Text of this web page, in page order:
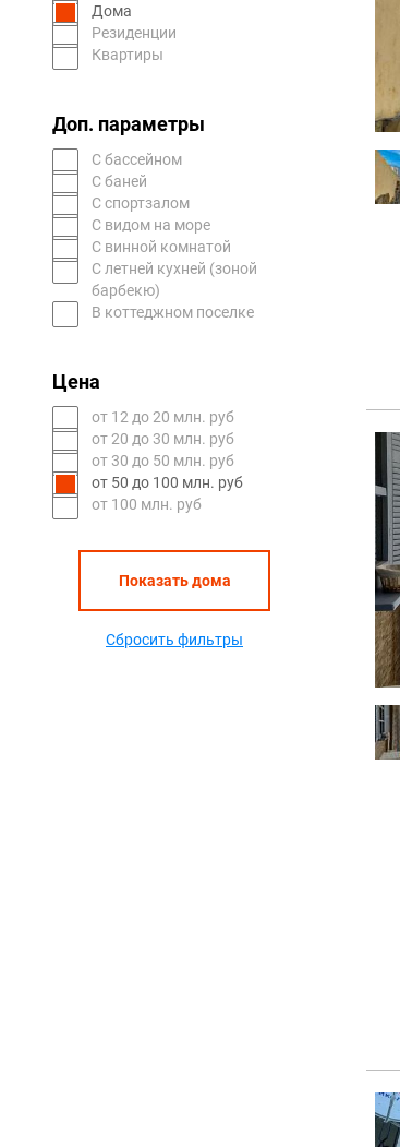
Дома
Резиденции
Квартиры
Доп. параметры
С бассейном
С баней
С спортзалом
С видом на море
С винной комнатой
С летней кухней (зоной
барбекю)
В коттеджном поселке
Цена
oт 12 до 20 млн. руб
oт 20 до 30 млн. руб
oт 30 до 50 млн. руб
oт 50 до 100 млн. руб
от 100 млн. руб
Показать дома
Сбросить фильтры